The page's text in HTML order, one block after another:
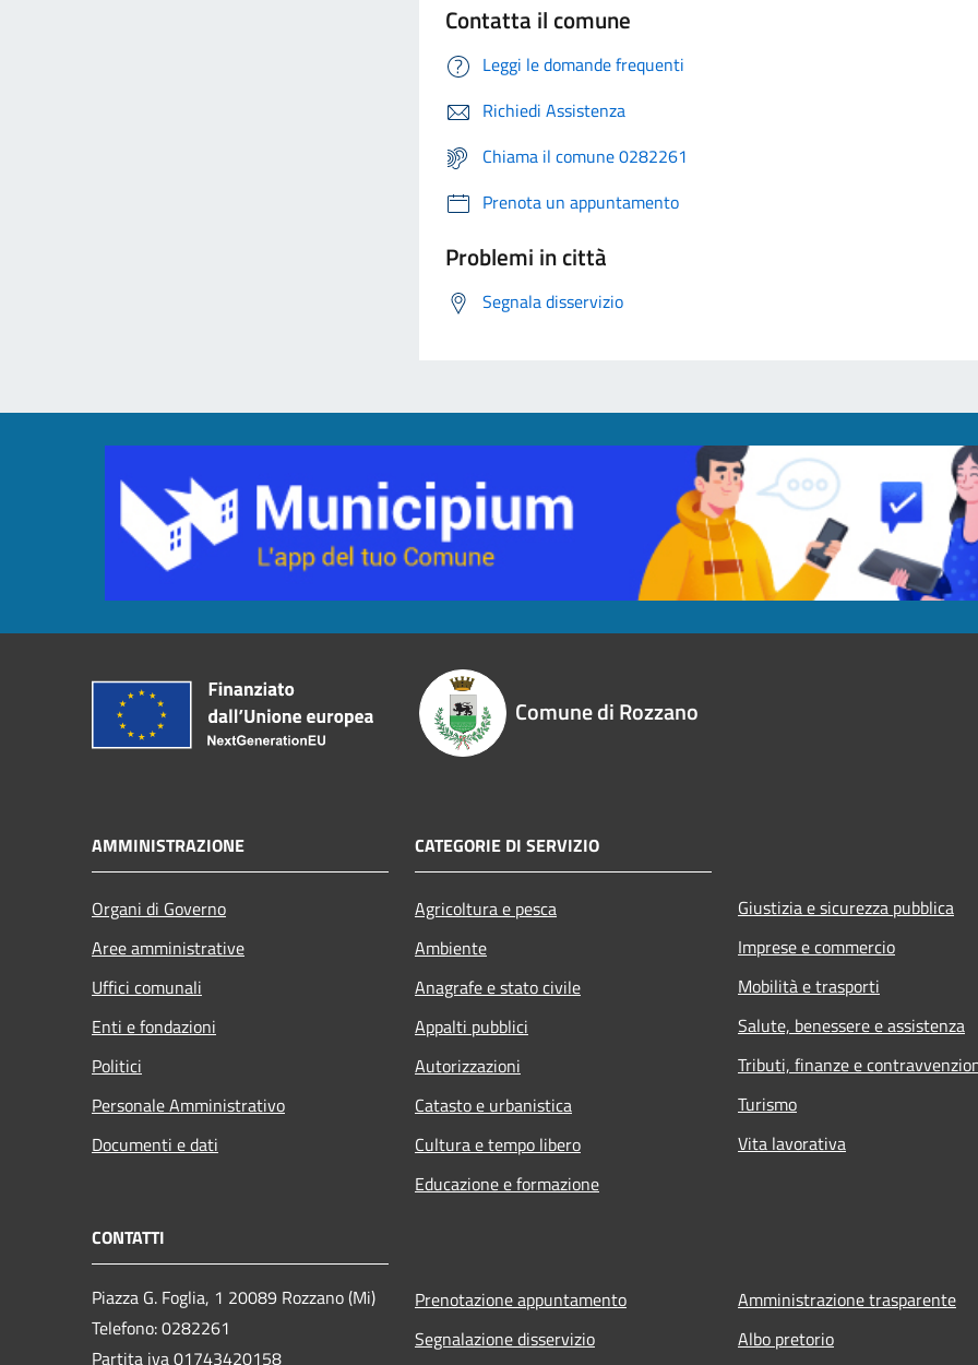
Contatta il comune
Leggi le domande frequenti
Richiedi Assistenza
Chiama il comune 0282261
Prenota un appuntamento
Problemi in città
Segnala disservizio
Comune di Rozzano
AMMINISTRAZIONE
Organi di Governo
Aree amministrative
Uffici comunali
Enti e fondazioni
Politici
Personale Amministrativo
Documenti e dati
CATEGORIE DI SERVIZIO
Agricoltura e pesca
Ambiente
Anagrafe e stato civile
Appalti pubblici
Autorizzazioni
Catasto e urbanistica
Cultura e tempo libero
Educazione e formazione
Giustizia e sicurezza pubblica
Imprese e commercio
Mobilità e trasporti
Salute, benessere e assistenza
Tributi, finanze e
Turismo
Vita lavorativa
CONTATTI
Piazza G. Foglia, 1 20089 Rozzano (Mi)
Telefono: 0282261
Partita iva 01743420158
Prenotazione appuntamento
Segnalazione disservizio
Amministrazione trasparente
Albo pretorio